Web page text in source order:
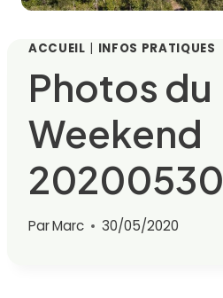
ACCUEIL INFOS PRATIQUES
Photos du
Weekend
20200530
ParMarc 30/05/2020